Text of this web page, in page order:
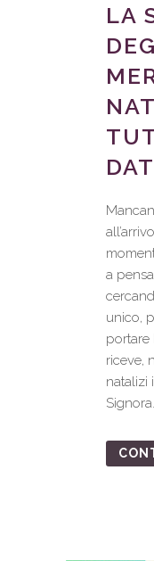
LA
a
unico,
portare
riceve,
natalizi